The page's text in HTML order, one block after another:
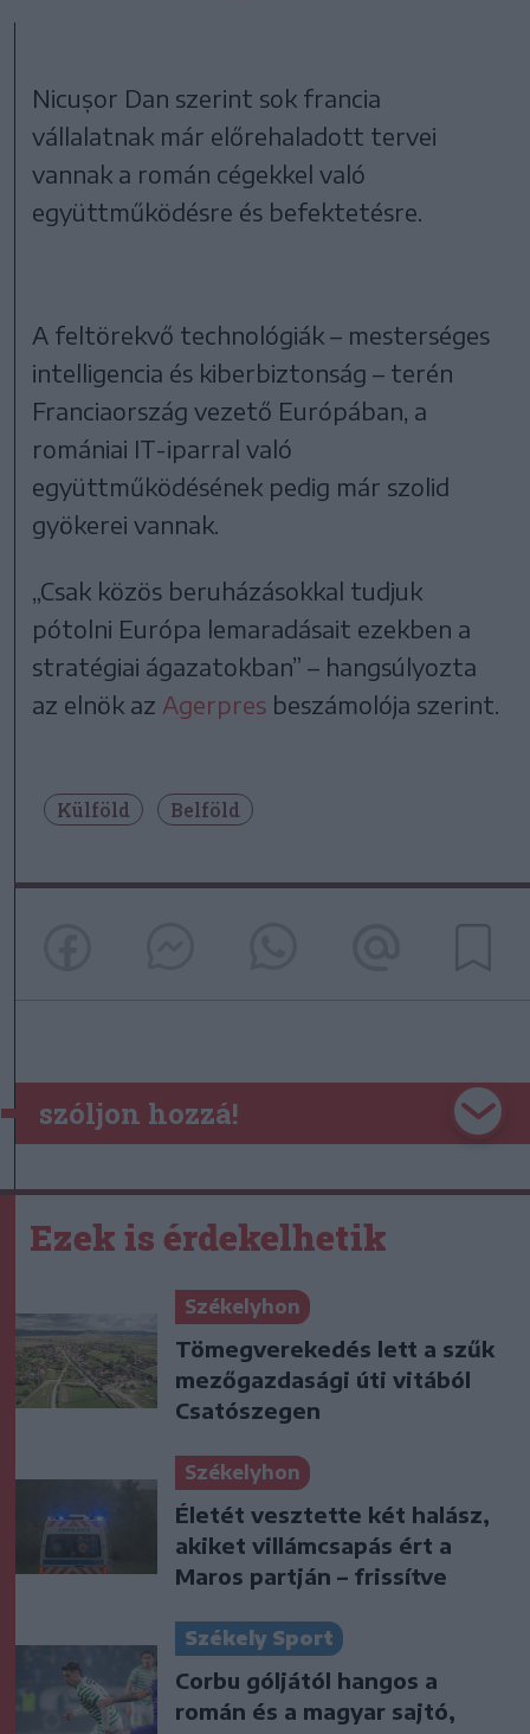
Nicușor Dan szerint sok francia
vállalatnak már előrehaladott tervei
vannak a román cégekkel való
együttműködésre és befektetésre.
A feltörekvő technológiák – mesterséges
intelligencia és kiberbiztonság – terén
Franciaország vezető Európában, a
romániai IT-iparral való
együttműködésének pedig már szolid
gyökerei vannak.
„Csak közös beruházásokkal tudjuk
pótolni Európa lemaradásait ezekben a
stratégiai ágazatokban” – hangsúlyozta
az elnök az Agerpres beszámolója szerint.
Külföld Belföld
szóljon hozzá!
Ezek is érdekelhetik
Székelyhon
Tömegverekedés lett a szűk
mezőgazdasági úti vitából
Csatószegen
Székelyhon
Életét vesztette két halász,
akiket villámcsapás ért a
Maros partján – frissítve
Székely Sport
Corbu góljától hangos a
román és a magyar sajtó,